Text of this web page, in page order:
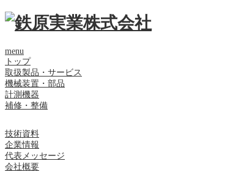
menu
トップ
取扱製品・サービス
機械装置・部品
計測機器
補修・整備
技術資料
企業情報
代表メッセージ
会社概要